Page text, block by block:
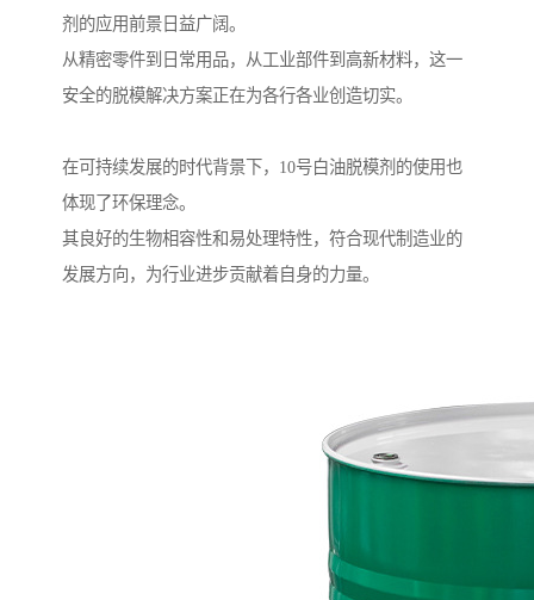
剂的应用前景日益广阔。
从精密零件到日常用品，从工业部件到高新材料，这一
安全的脱模解决方案正在为各行各业创造切实。
在可持续发展的时代背景下，10号白油脱模剂的使用也
体现了环保理念。
其良好的生物相容性和易处理特性，符合现代制造业的
发展方向，为行业进步贡献着自身的力量。